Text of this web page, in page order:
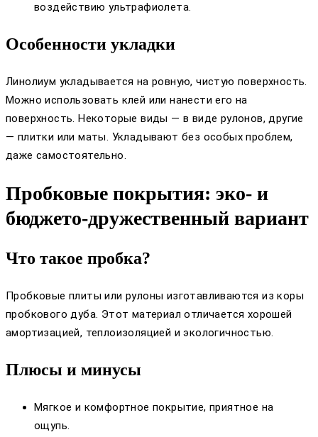
воздействию ультрафиолета.
Особенности укладки
Линолиум укладывается на ровную, чистую поверхность.
Можно использовать клей или нанести его на
поверхность. Некоторые виды — в виде рулонов, другие
— плитки или маты. Укладывают без особых проблем,
даже самостоятельно.
Пробковые покрытия: эко- и
бюджето-дружественный вариант
Что такое пробка?
Пробковые плиты или рулоны изготавливаются из коры
пробкового дуба. Этот материал отличается хорошей
амортизацией, теплоизоляцией и экологичностью.
Плюсы и минусы
Мягкое и комфортное покрытие, приятное на
ощупь.